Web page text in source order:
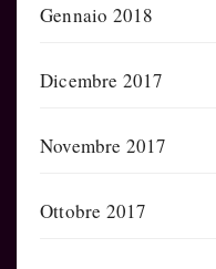
Gennaio 2018
Dicembre 2017
Novembre 2017
Ottobre 2017